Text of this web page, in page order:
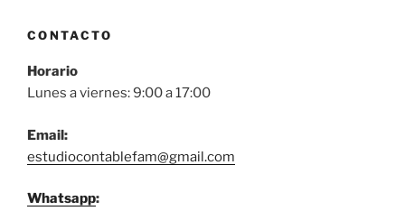
CONTACTO
Horario
Lunes a viernes: 9:00 a 17:00
Email:
estudiocontablefam@gmail.com
Whatsapp: